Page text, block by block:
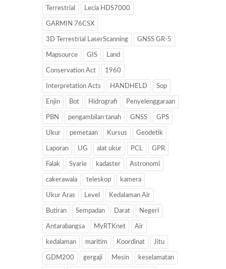
Terrestrial Lecia HDS7000
GARMIN 76CSX
3D Terrestrial LaserScanning GNSS GR-5
Mapsource GIS Land
Conservation Act 1960
Interpretation Acts HANDHELD Sop
Enjin Bot Hidrografi Penyelenggaraan
PBN pengambilan tanah GNSS GPS
Ukur pemetaan Kursus Geodetik
Laporan UG alat ukur PCL GPR
Falak Syarie kadaster Astronomi
cakerawala teleskop kamera
Ukur Aras Level Kedalaman Air
Butiran Sempadan Darat Negeri
Antarabangsa MyRTKnet Air
kedalaman maritim Koordinat Jitu
GDM200 gergaji Mesin keselamatan